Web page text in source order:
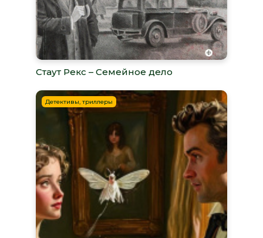
Стаут Рекс – Семейное дело
Детективы, триллеры